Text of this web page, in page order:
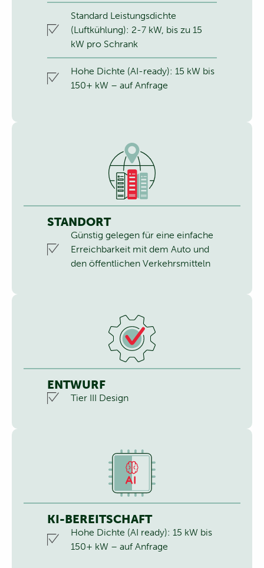
Standard Leistungsdichte
(Luftkühlung): 2-7 kW, bis zu 15
kW pro Schrank
Hohe Dichte (AI-ready): 15 kW bis
150+ kW – auf Anfrage
STANDORT
Günstig gelegen für eine einfache
Erreichbarkeit mit dem Auto und
den öffentlichen Verkehrsmitteln
ENTWURF
Tier III Design
KI-BEREITSCHAFT
Hohe Dichte (AI ready): 15 kW bis
150+ kW – auf Anfrage